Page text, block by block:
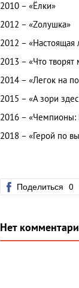
2010 – «Ёлки»
2012 – «Zолушка»
2012 – «Настоящая
2013 – «Что
2014 – «Легок на
2015 – «А зори
2016 – «Чемпионы:
2018 – «Герой по
Поделиться 0
Нет